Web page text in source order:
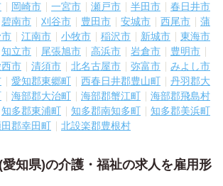
岡崎市 一宮市 瀬戸市 半田市
春日井市
碧南市 刈谷市 豊田市 安城市 西尾市
蒲
江南市 小牧市 稲沢市 新城市
東海市
知立市 尾張旭市 高浜市 岩倉市
豊明市
市 清須市 北名古屋市 弥富市
みよし市
愛知郡東郷町 西春日井郡豊山町
丹羽郡大
海部郡大治町 海部郡蟹江町
海部郡飛島村
知多郡東浦町 知多郡南知多町
知多郡美浜町
郡幸田町 北設楽郡豊根村
知県)の介護・福祉の求人を雇用形